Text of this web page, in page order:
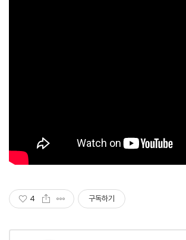
4 구독하기